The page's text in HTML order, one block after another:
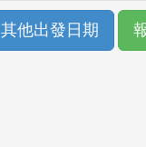
其他出發日期